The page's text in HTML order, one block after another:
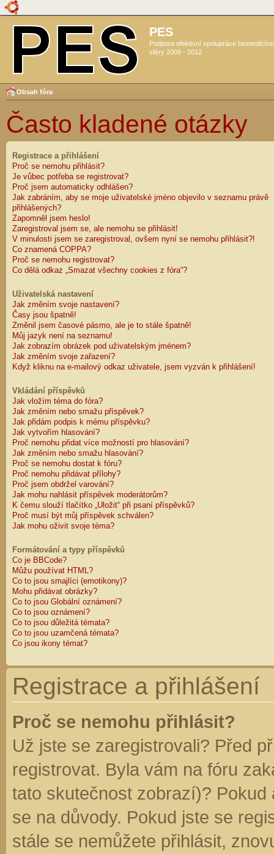
PES
Podpora efektivní spolupráce
sféry 2009 - 2012
Obsah fóra
Často kladené otázky
Registrace a přihlášení
Proč se nemohu přihlásit?
Je vůbec potřeba se registrovat?
Proč jsem automaticky odhlášen?
Jak zabráním, aby se moje uživatelské jméno objevilo v seznamu právě
přihlášených?
Zapomněl jsem heslo!
Zaregistroval jsem se, ale nemohu se přihlásit!
V minulosti jsem se zaregistroval, ovšem nyní se nemohu přihlásit?!
Co znamená COPPA?
Proč se nemohu registrovat?
Co dělá odkaz „Smazat všechny cookies z fóra“?
Uživatelská nastavení
Jak změním svoje nastavení?
Časy jsou špatně!
Změnil jsem časové pásmo, ale je to stále špatně!
Můj jazyk není na seznamu!
Jak zobrazím obrázek pod uživatelským jménem?
Jak změním svoje zařazení?
Když kliknu na e-mailový odkaz uživatele, jsem vyzván k přihlášení!
Vkládání příspěvků
Jak vložím téma do fóra?
Jak změním nebo smažu příspěvek?
Jak přidám podpis k mému příspěvku?
Jak vytvořím hlasování?
Proč nemohu přidat více možností pro hlasování?
Jak změním nebo smažu hlasování?
Proč se nemohu dostat k fóru?
Proč nemohu přidávat přílohy?
Proč jsem obdržel varování?
Jak mohu nahlásit příspěvek moderátorům?
K čemu slouží tlačítko „Uložit“ při psaní příspěvků?
Proč musí být můj příspěvek schválen?
Jak mohu oživit svoje téma?
Formátování a typy příspěvků
Co je BBCode?
Můžu používat HTML?
Co to jsou smajlíci (emotikony)?
Mohu přidávat obrázky?
Co to jsou Globální oznámení?
Co to jsou oznámení?
Co to jsou důležitá témata?
Co to jsou uzamčená témata?
Co jsou ikony témat?
Registrace a přihlášení
Proč se nemohu přihlásit?
Už jste se zaregistrovali? Před
registrovat. Byla vám na fóru
tato skutečnost zobrazí)?
se na důvody. Pokud jste se
stále se nemůžete přihlásit,